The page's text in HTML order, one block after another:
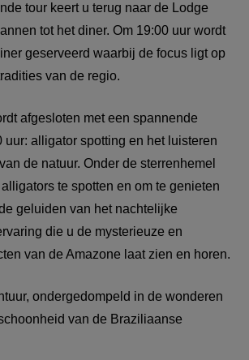
tour keert u terug naar de Lodge
tot het diner. Om 19:00 uur wordt
geserveerd waarbij de focus ligt op
van de regio.
afgesloten met een spannende
uur: alligator spotting en het luisteren
de natuur. Onder de sterrenhemel
te spotten en om te genieten
geluiden van het nachtelijke
die u de mysterieuze en
van de Amazone laat zien en horen.
ondergedompeld in de wonderen
van de Braziliaanse